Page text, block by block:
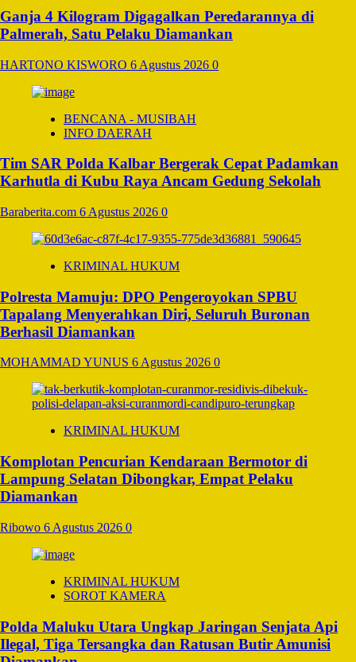
Ganja 4 Kilogram Digagalkan Peredarannya di
Palmerah, Satu Pelaku Diamankan
HARTONO KISWORO 6 Agustus 2026 0
BENCANA - MUSIBAH
INFO DAERAH
Tim SAR Polda Kalbar Bergerak Cepat Padamkan
Karhutla di Kubu Raya Ancam Gedung Sekolah
Baraberita.com 6 Agustus 2026 0
KRIMINAL HUKUM
Polresta Mamuju: DPO Pengeroyokan SPBU
Tapalang Menyerahkan Diri, Seluruh Buronan
Berhasil Diamankan
MOHAMMAD YUNUS 6 Agustus 2026 0
KRIMINAL HUKUM
Komplotan Pencurian Kendaraan Bermotor di
Lampung Selatan Dibongkar, Empat Pelaku
Diamankan
Ribowo 6 Agustus 2026 0
KRIMINAL HUKUM
SOROT KAMERA
Polda Maluku Utara Ungkap Jaringan Senjata Api
Ilegal, Tiga Tersangka dan Ratusan Butir Amunisi